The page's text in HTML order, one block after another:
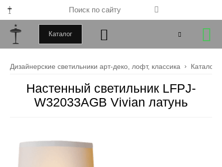
Каталог
Закрыть
Дизайнерские светильники арт-деко, лофт, классика Каталог
Настенный светильник LFPJ-
W32033AGB Vivian латунь